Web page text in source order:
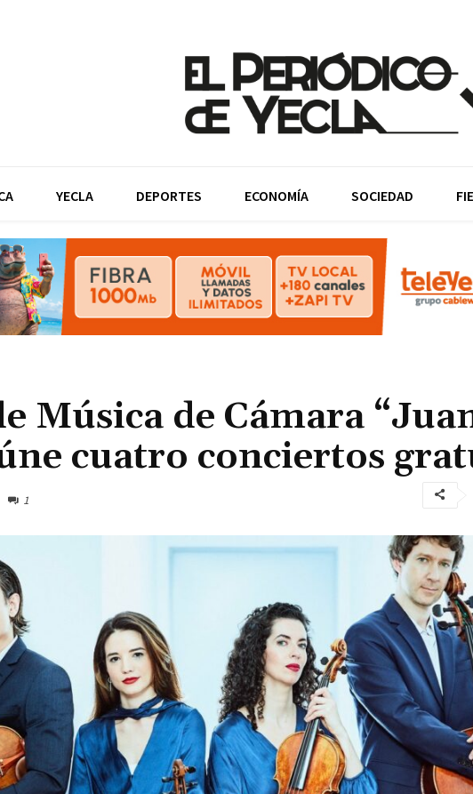
YECLA DEPORTES ECONOMÍA SOCIEDAD
Música de Cámara
cuatro conciertos
1